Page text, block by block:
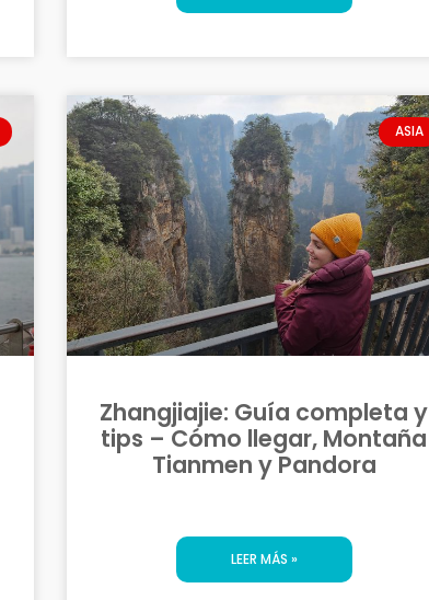
ASIA
Zhangjiajie: Guía completa y
tips – Cómo llegar, Montaña
Tianmen y Pandora
LEER MÁS »